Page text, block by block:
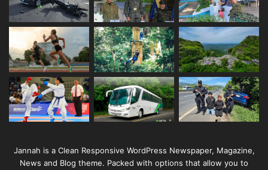
Jannah is a Clean Responsive WordPress Newspaper, Magazine,
News and Blog theme. Packed with options that allow you to